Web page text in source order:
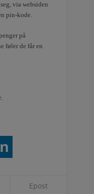
via websiden
pin-kode.
på
føler de får en
Epost